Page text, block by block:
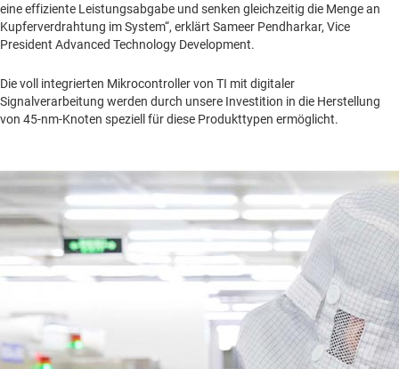
eine effiziente Leistungsabgabe und senken gleichzeitig die Menge an
Kupferverdrahtung im System“, erklärt Sameer Pendharkar, Vice
President Advanced Technology Development.
Die voll integrierten Mikrocontroller von TI mit digitaler
Signalverarbeitung werden durch unsere Investition in die Herstellung
von 45-nm-Knoten speziell für diese Produkttypen ermöglicht.